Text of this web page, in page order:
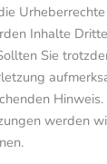
Inhalte
Sie
werden